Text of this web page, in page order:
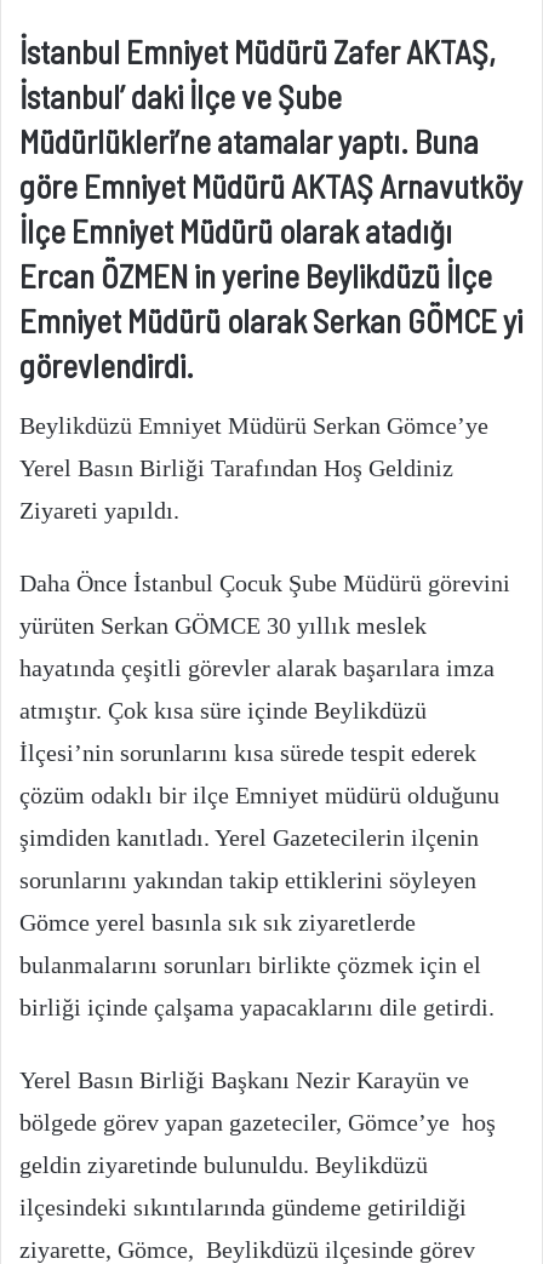
İstanbul Emniyet Müdürü Zafer AKTAŞ,
İstanbul’ daki İlçe ve Şube
Müdürlükleri’ne atamalar yaptı. Buna
göre Emniyet Müdürü AKTAŞ Arnavutköy
İlçe Emniyet Müdürü olarak atadığı
Ercan ÖZMEN in yerine Beylikdüzü İlçe
Emniyet Müdürü olarak Serkan GÖMCE yi
görevlendirdi.
Beylikdüzü Emniyet Müdürü Serkan Gömce’ye
Yerel Basın Birliği Tarafından Hoş Geldiniz
Ziyareti yapıldı.
Daha Önce İstanbul Çocuk Şube Müdürü görevini
yürüten Serkan GÖMCE 30 yıllık meslek
hayatında çeşitli görevler alarak başarılara imza
atmıştır. Çok kısa süre içinde Beylikdüzü
İlçesi’nin sorunlarını kısa sürede tespit ederek
çözüm odaklı bir ilçe Emniyet müdürü olduğunu
şimdiden kanıtladı. Yerel Gazetecilerin ilçenin
sorunlarını yakından takip ettiklerini söyleyen
Gömce yerel basınla sık sık ziyaretlerde
bulanmalarını sorunları birlikte çözmek için el
birliği içinde çalşama yapacaklarını dile getirdi.
Yerel Basın Birliği Başkanı Nezir Karayün ve
bölgede görev yapan gazeteciler, Gömce’ye hoş
geldin ziyaretinde bulunuldu. Beylikdüzü
ilçesindeki sıkıntılarında gündeme getirildiği
ziyarette, Gömce, Beylikdüzü ilçesinde görev